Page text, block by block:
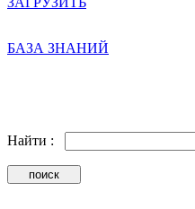
БАЗА ЗНАНИЙ
Найти :